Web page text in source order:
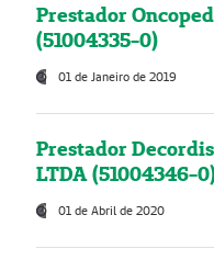
Prestador
(51004335-0)
01 de Janeiro de 2019
Prestador
LTDA (51004346-
01 de Abril de 2020